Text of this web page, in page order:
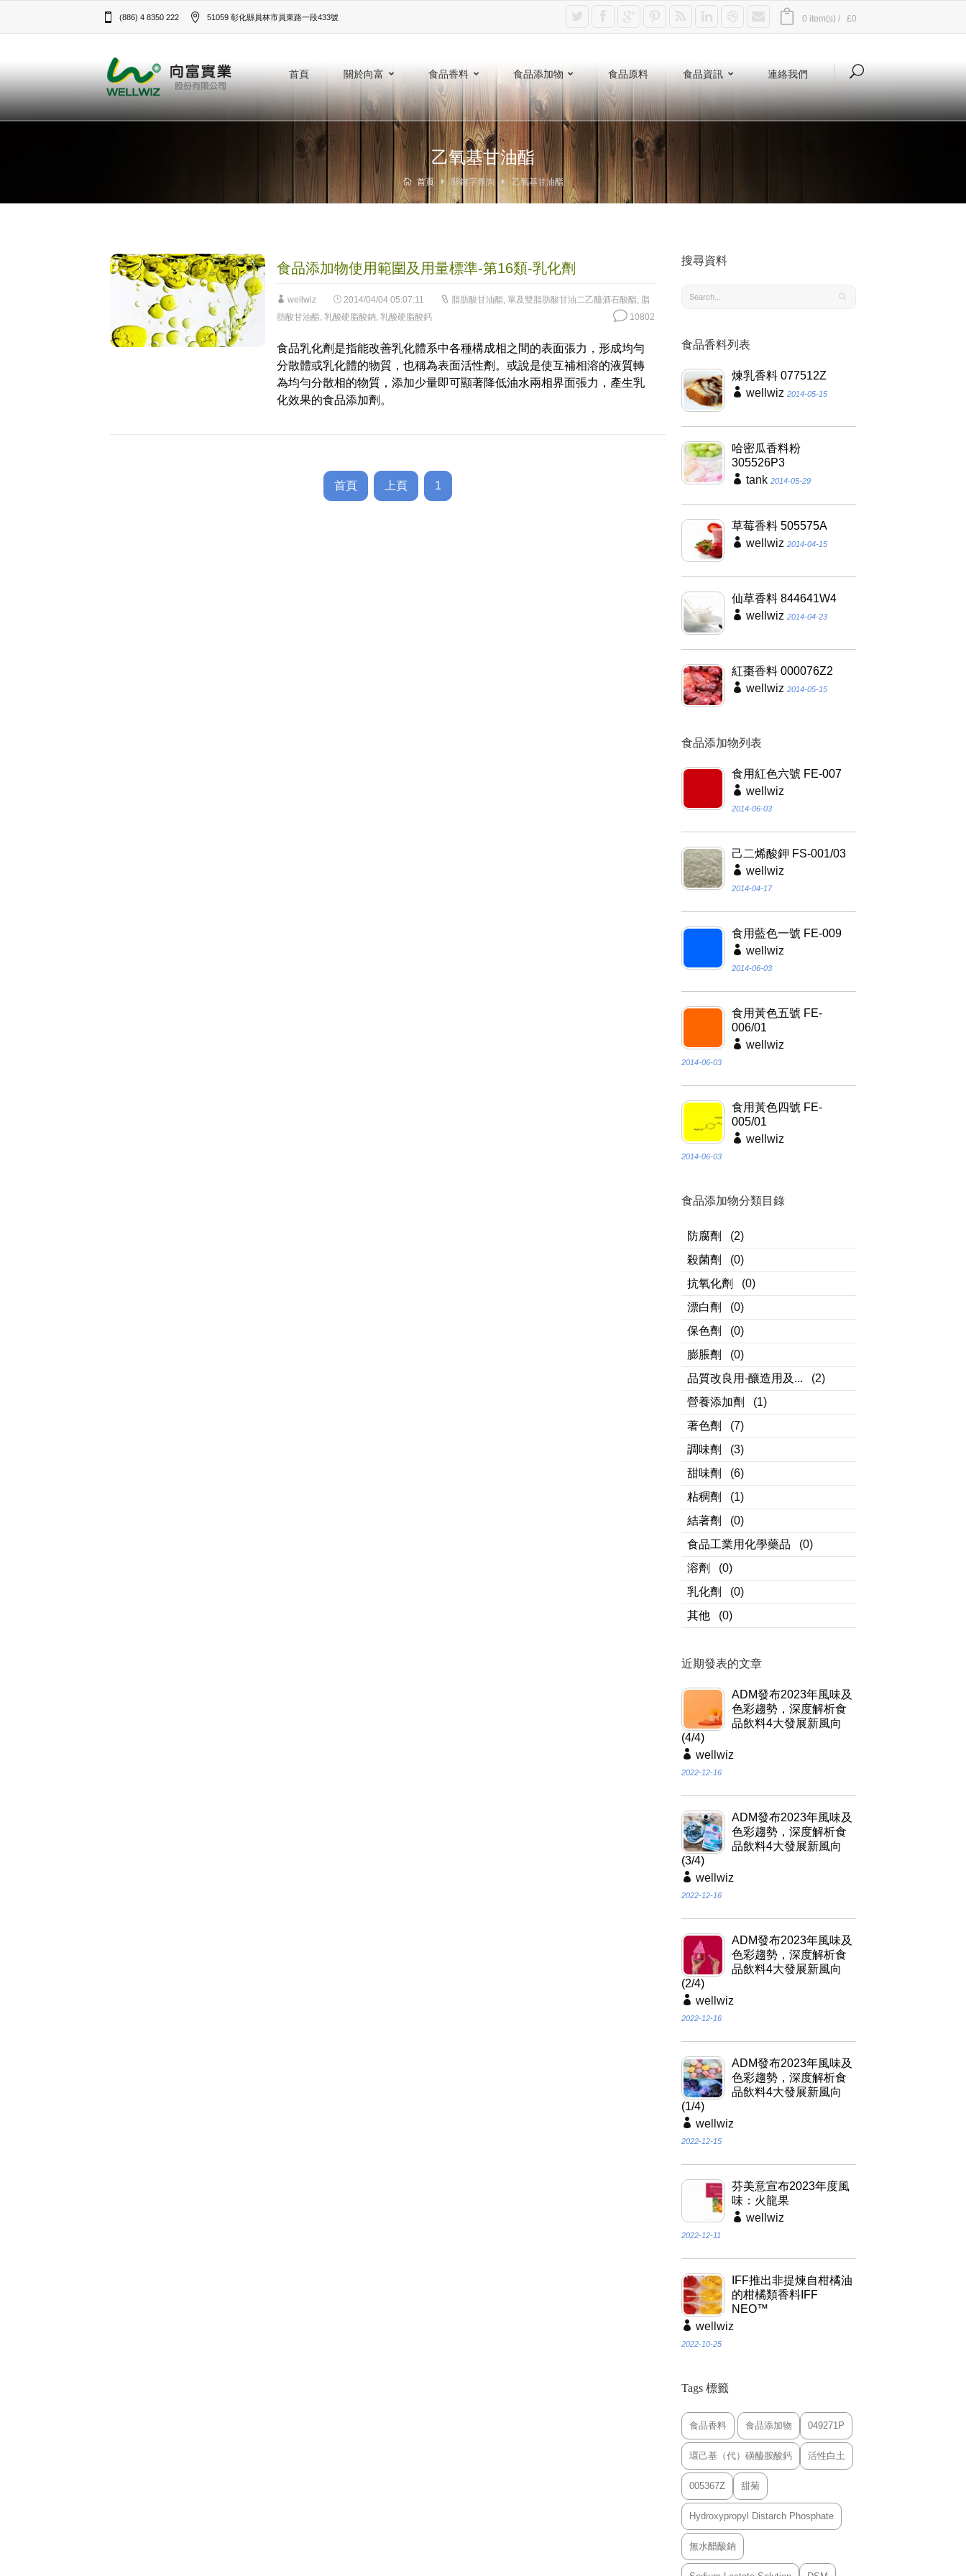
(886) 4 8350 222 51059 彰化縣員林市員東路一段433號‎ 0 item(s) / £0
首頁 關於向富 食品香料 食品添加物 食品原料 食品資訊 連絡我們
乙氧基甘油酯
首頁 關鍵字查詢 乙氧基甘油酯
食品添加物使用範圍及用量標準-第16類-乳化劑
wellwiz 2014/04/04 05:07:11 脂肪酸甘油酯, 單及雙脂肪酸甘油二乙醯酒石酸酯, 脂
肪酸甘油酯, 乳酸硬脂酸鈉, 乳酸硬脂酸鈣 10802
食品乳化劑是指能改善乳化體系中各種構成相之間的表面張力，形成均勻
分散體或乳化體的物質，也稱為表面活性劑。或說是使互補相溶的液質轉
為均勻分散相的物質，添加少量即可顯著降低油水兩相界面張力，產生乳
化效果的食品添加劑。
首頁 上頁 1
搜尋資料
食品香料列表
煉乳香料 077512Z
wellwiz 2014-05-15
哈密瓜香料粉
305526P3
tank 2014-05-29
草莓香料 505575A
wellwiz 2014-04-15
仙草香料 844641W4
wellwiz 2014-04-23
紅棗香料 000076Z2
wellwiz 2014-05-15
食品添加物列表
食用紅色六號 FE-007
wellwiz
2014-06-03
己二烯酸鉀 FS-001/03
wellwiz
2014-04-17
食用藍色一號 FE-009
wellwiz
2014-06-03
食用黃色五號 FE-
006/01
wellwiz
2014-06-03
食用黃色四號 FE-
005/01
wellwiz
2014-06-03
食品添加物分類目錄
防腐劑
(2)
殺菌劑
(0)
抗氧化劑
(0)
漂白劑
(0)
保色劑
(0)
膨脹劑
(0)
品質改良用-釀造用及...
(2)
營養添加劑
(1)
著色劑
(7)
調味劑
(3)
甜味劑
(6)
粘稠劑
(1)
結著劑
(0)
食品工業用化學藥品
(0)
溶劑
(0)
乳化劑
(0)
其他
(0)
近期發表的文章
ADM發布2023年風味及
色彩趨勢，深度解析食
品飲料4大發展新風向
(4/4)
wellwiz
2022-12-16
ADM發布2023年風味及
色彩趨勢，深度解析食
品飲料4大發展新風向
(3/4)
wellwiz
2022-12-16
ADM發布2023年風味及
色彩趨勢，深度解析食
品飲料4大發展新風向
(2/4)
wellwiz
2022-12-16
ADM發布2023年風味及
色彩趨勢，深度解析食
品飲料4大發展新風向
(1/4)
wellwiz
2022-12-15
芬美意宣布2023年度風
味：火龍果
wellwiz
2022-12-11
IFF推出非提煉自柑橘油
的柑橘類香料IFF
NEO™
wellwiz
2022-10-25
Tags 標籤
食品香料 食品添加物 049271P
環己基（代）磺醯胺酸鈣 活性白土
005367Z 甜菊
Hydroxypropyl Distarch Phosphate
無水醋酸鈉